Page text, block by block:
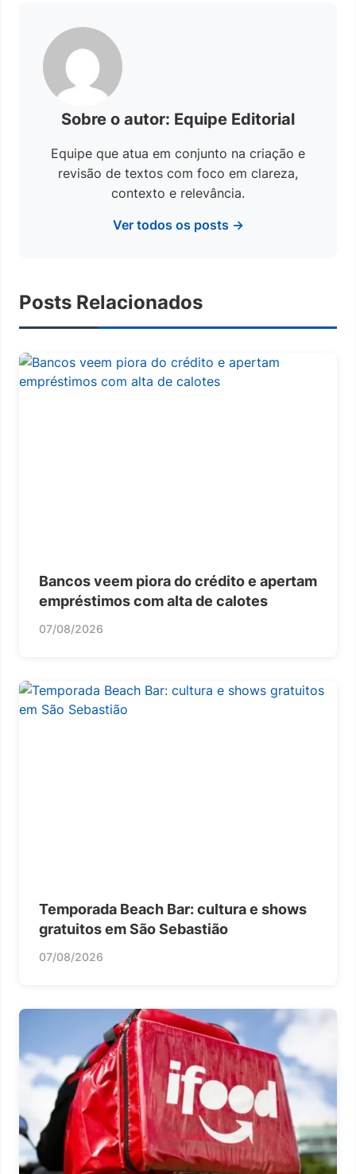
Sobre o autor: Equipe Editorial
Equipe que atua em conjunto na criação e
revisão de textos com foco em clareza,
contexto e relevância.
Ver todos os posts →
Posts Relacionados
Bancos veem piora do crédito e apertam
empréstimos com alta de calotes
07/08/2026
Temporada Beach Bar: cultura e shows
gratuitos em São Sebastião
07/08/2026